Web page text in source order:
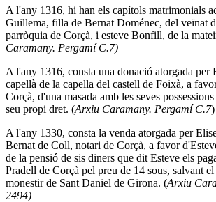
A l'any 1316, hi han els capí­tols matrimonials
Guillema, filla de Bernat Doménec, del veïnat
parròquia de Corçà, i esteve Bonfill, de la
Caramany. Pergamí­ C.7)
A l'any 1316, consta una donació atorgada per
capellà de la capella del castell de Foixà, a
Corçà, d'una masada amb les seves
seu propi dret. (Arxiu Caramany. Pergamí­ C.7)
A l'any 1330, consta la venda atorgada per
Bernat de Coll, notari de Corçà, a favor
de la pensió de sis diners que dit Esteve els
Pradell de Corçà pel preu de 14 sous, salvant
monestir de Sant Daniel de Girona. (Arxiu
2494)